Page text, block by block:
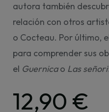
autora también
relación con otros
o Cocteau. Por último,
para comprender sus
el Guernicao Las
12,90 €